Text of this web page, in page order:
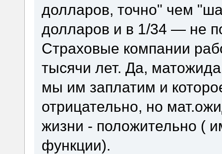
долларов, точно" чем
долларов и в 1/34 — не
Страховые компании
тысячи лет. Да,
мы им заплатим и
отрицательно, но
жизни - положительно (
функции).